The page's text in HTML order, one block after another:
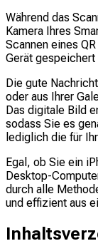
Während das
Kamera Ihres
Scannen eines
Gerät
Die gute
oder aus Ihrer
Das digitale Bild
sodass Sie es
lediglich die für
Egal, ob Sie ein
Desktop-
durch alle
und effizient aus